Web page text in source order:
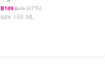
฿149 ฿279 (47%)
size 150 ML